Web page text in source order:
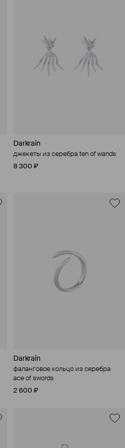
Darkrain
джекеты из серебра ten of wands
8 300 ₽
Darkrain
фаланговое кольцо из серебра
ace of swords
2 600 ₽